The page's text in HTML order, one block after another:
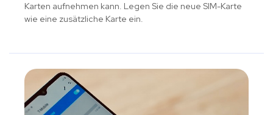
Karten aufnehmen kann. Legen Sie die neue SIM-Karte
wie eine zusätzliche Karte ein.